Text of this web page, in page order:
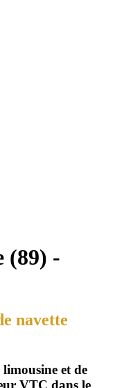
(89) -
navette
et de
VTC dans le